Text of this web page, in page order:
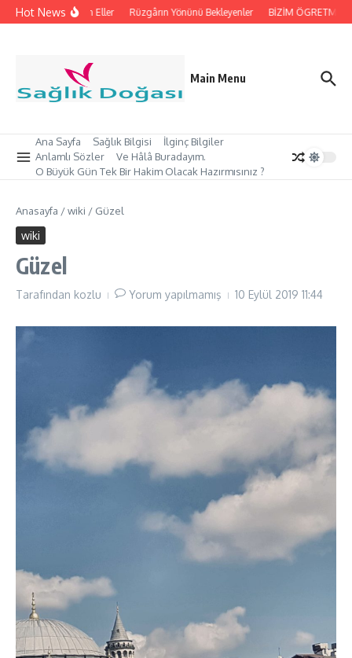
İçeriğe atla
Hot Newsİpleri Tutan Eller Rüzgârın Yönünü Bekleyenler BİZİM
Main Menu
Ana Sayfa Sağlık Bilgisi
İlginç Bilgiler
Anlamlı Sözler
Ve Hâlâ Buradayım.
O Büyük Gün Tek Bir Hakim Olacak Hazırmısınız ?
Anasayfa /wiki / Güzel
wiki
Güzel
Tarafından kozlu Yorum yapılmamış 10 Eylül 2019 11:44